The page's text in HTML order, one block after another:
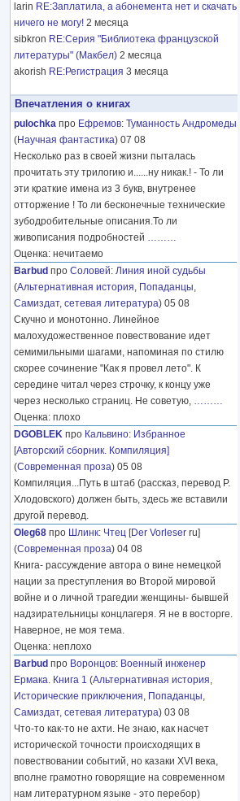
larin RE:Заплатила, а абонемента нет и скачать
ничего не могу! 2 месяца
sibkron RE:Серия "Библиотека французской
литературы" (Макбел) 2 месяца
akorish RE:Регистрация 3 месяца
Впечатления о книгах
pulochka про Ефремов: Туманность Андромеды
(Научная фантастика) 07 08
Несколько раз в своей жизни пыталась
прочитать эту трилогию и......ну никак.! - То ли
эти краткие имена из 3 букв, внутренее
отторжение ! То ли бесконечные технические
зубодробительные описания.То ли
живописания подробностей ………
Оценка: нечитаемо
Barbud про Соловей: Линия иной судьбы
(Альтернативная история, Попаданцы,
Самиздат, сетевая литература) 05 08
Скучно и монотонно. Линейное
малохудожественное повествование идет
семимильными шагами, напоминая по стилю
скорее сочинение "Как я провел лето". К
середине читал через строчку, к концу уже
через несколько страниц. Не советую, ………
Оценка: плохо
DGOBLEK про Кальвино: Избранное
[Авторский сборник. Компиляция]
(Современная проза) 05 08
Компиляция...Путь в штаб (рассказ, перевод Р.
Хлодовского) должен быть, здесь же вставили
другой перевод.
Oleg68 про Шлинк: Чтец [Der Vorleser ru]
(Современная проза) 04 08
Книга- рассуждение автора о вине немецкой
нации за преступления во Второй мировой
войне и о личной трагедии женщины- бывшей
надзирательницы концлагеря. Я не в восторге.
Наверное, не моя тема.
Оценка: неплохо
Barbud про Воронцов: Военный инженер
Ермака. Книга 1 (Альтернативная история,
Исторические приключения, Попаданцы,
Самиздат, сетевая литература) 03 08
Что-то как-то не ахти. Не знаю, как насчет
исторической точности происходящих в
повествовании событий, но казаки XVI века,
вполне грамотно говорящие на современном
нам литературном языке - это перебор)